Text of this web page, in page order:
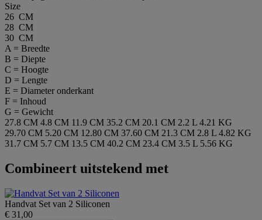
Size
26 CM
28 CM
30 CM
A = Breedte
B = Diepte
C = Hoogte
D = Lengte
E = Diameter onderkant
F = Inhoud
G = Gewicht
27.8 CM 4.8 CM 11.9 CM 35.2 CM 20.1 CM 2.2 L 4.21 KG
29.70 CM 5.20 CM 12.80 CM 37.60 CM 21.3 CM 2.8 L 4.82 KG
31.7 CM 5.7 CM 13.5 CM 40.2 CM 23.4 CM 3.5 L 5.56 KG
Combineert uitstekend met
Handvat Set van 2 Siliconen
€ 31,00